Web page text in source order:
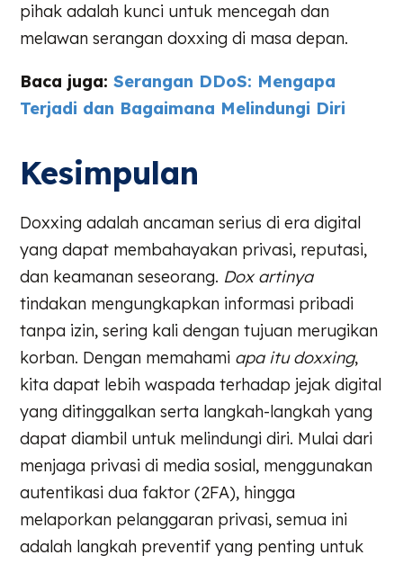
pihak adalah kunci untuk mencegah dan
melawan serangan doxxing di masa depan.
Baca juga:Serangan DDoS: Mengapa
Terjadi dan Bagaimana Melindungi Diri
Kesimpulan
Doxxing adalah ancaman serius di era digital
yang dapat membahayakan privasi, reputasi,
dan keamanan seseorang. Dox artinya
tindakan mengungkapkan informasi pribadi
tanpa izin, sering kali dengan tujuan merugikan
korban. Dengan memahami apa itu doxxing,
kita dapat lebih waspada terhadap jejak digital
yang ditinggalkan serta langkah-langkah yang
dapat diambil untuk melindungi diri. Mulai dari
menjaga privasi di media sosial, menggunakan
autentikasi dua faktor (2FA), hingga
melaporkan pelanggaran privasi, semua ini
adalah langkah preventif yang penting untuk